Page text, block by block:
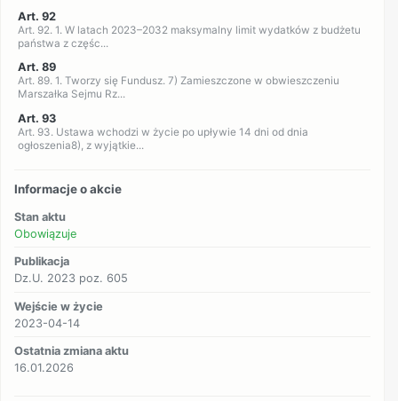
Art. 92
Art. 92. 1. W latach 2023–2032 maksymalny limit wydatków z budżetu
państwa z częśc...
Art. 89
Art. 89. 1. Tworzy się Fundusz. 7) Zamieszczone w obwieszczeniu
Marszałka Sejmu Rz...
Art. 93
Art. 93. Ustawa wchodzi w życie po upływie 14 dni od dnia
ogłoszenia8), z wyjątkie...
Informacje o akcie
Stan aktu
Obowiązuje
Publikacja
Dz.U. 2023 poz. 605
Wejście w życie
2023-04-14
Ostatnia zmiana aktu
16.01.2026